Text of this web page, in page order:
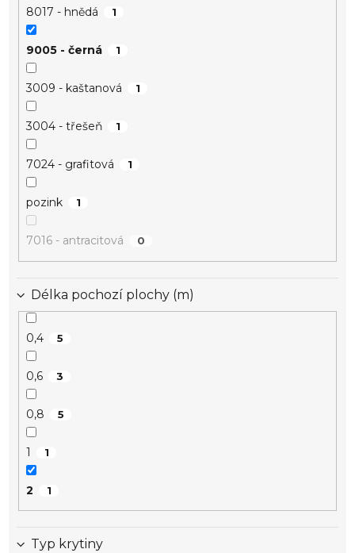
8017 - hnědá 1
9005 - černá 1
3009 - kaštanová 1
3004 - třešeň 1
7024 - grafitová 1
pozink 1
7016 - antracitová 0
Délka pochozí plochy (m)
0,4 5
0,6 3
0,8 5
1 1
2 1
Typ krytiny